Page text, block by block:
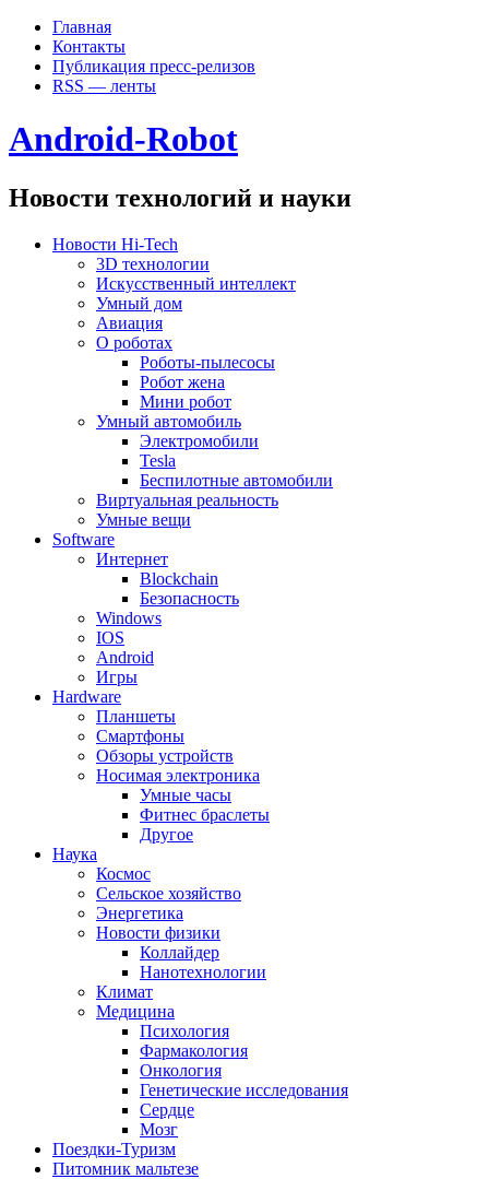
Главная
Контакты
Публикация пресс-релизов
RSS — ленты
Android-Robot
Новости технологий и науки
Новости Hi-Tech
3D технологии
Искусственный интеллект
Умный дом
Авиация
О роботах
Роботы-пылесосы
Робот жена
Мини робот
Умный автомобиль
Электромобили
Tesla
Беспилотные автомобили
Виртуальная реальность
Умные вещи
Software
Интернет
Blockchain
Безопасность
Windows
IOS
Android
Игры
Hardware
Планшеты
Смартфоны
Обзоры устройств
Носимая электроника
Умные часы
Фитнес браслеты
Другое
Наука
Космос
Сельское хозяйство
Энергетика
Новости физики
Коллайдер
Нанотехнологии
Климат
Медицина
Психология
Фармакология
Онкология
Генетические исследования
Сердце
Мозг
Поездки-Туризм
Питомник мальтезе